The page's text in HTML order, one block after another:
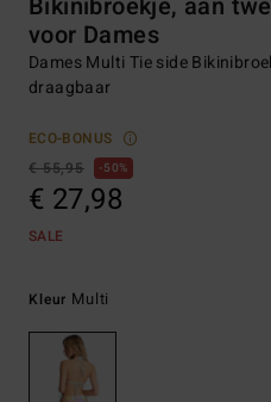
voor Dames
Dames Multi Tie side
draagbaar
ECO-BONUS
€ 55,95
50%
€ 27,98
SALE
Kleur Multi